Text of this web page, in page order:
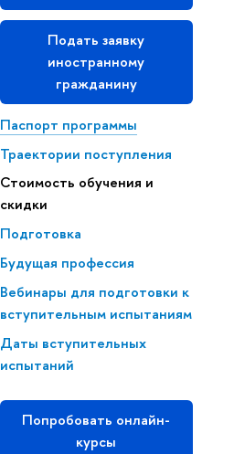
Подать заявку
иностранному
гражданину
Паспорт программы
Траектории поступления
Стоимость обучения и
скидки
Подготовка
Будущая профессия
Вебинары для подготовки к
вступительным испытаниям
Даты вступительных
испытаний
Попробовать онлайн-
курсы